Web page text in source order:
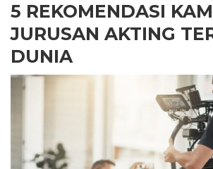
5 REKOMENDASI
JURUSAN AKTING
DUNIA